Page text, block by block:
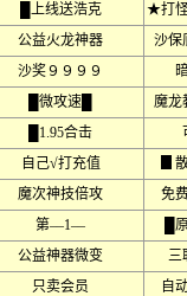
█上线送浩克
★打
公益火龙神器
沙保
沙奖９９９９
█微攻速█
魔龙
█1.95合击
自己√打充值
▊
魔次神技倍攻
免
第––1––
█
公益神器微变
三
只卖会员
自